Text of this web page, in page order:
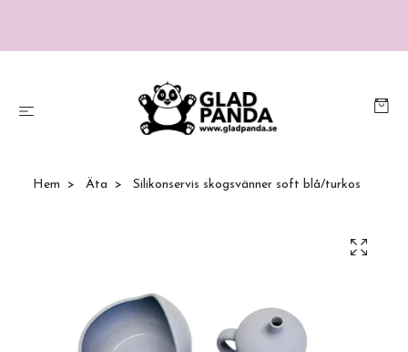
Hem Äta Silikonservis skogsvänner soft blå/turkos